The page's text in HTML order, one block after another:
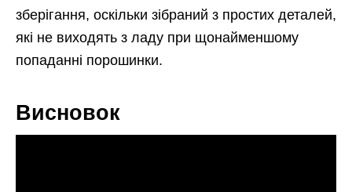
зберігання, оскільки зібраний з простих деталей,
які не виходять з ладу при щонайменшому
попаданні порошинки.
Висновок